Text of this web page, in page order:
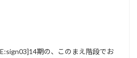
期の、このまえ階段でお